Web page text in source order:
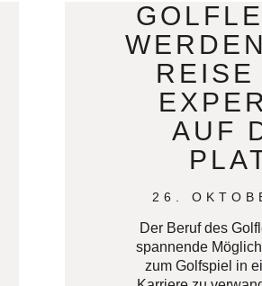
REISE
AUF
26.
Der Beruf des
spannende
zum Golfspiel in